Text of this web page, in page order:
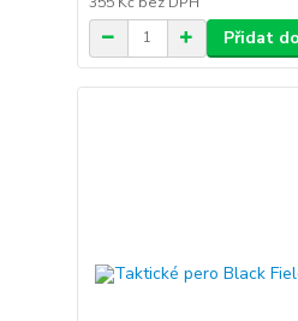
Přidat